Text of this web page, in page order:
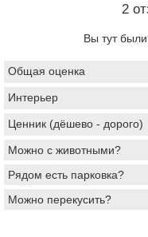
2
Вы тут
Общая оценка
Интерьер
Ценник (дёшево - дорого)
Можно с животными?
Рядом есть парковка?
Можно перекусить?